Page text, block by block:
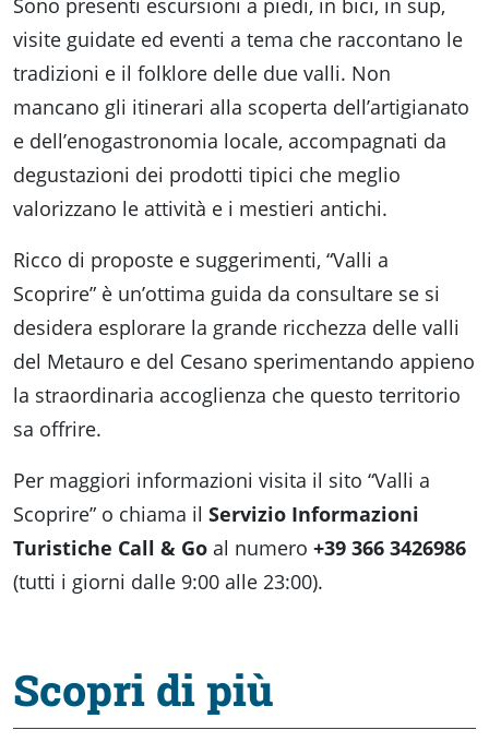
Sono presenti escursioni a piedi, in bici, in sup,
visite guidate ed eventi a tema che raccontano le
tradizioni e il folklore delle due valli. Non
mancano gli itinerari alla scoperta dell’artigianato
e dell’enogastronomia locale, accompagnati da
degustazioni dei prodotti tipici che meglio
valorizzano le attività e i mestieri antichi.
Ricco di proposte e suggerimenti, “Valli a
Scoprire” è un’ottima guida da consultare se si
desidera esplorare la grande ricchezza delle valli
del Metauro e del Cesano sperimentando appieno
la straordinaria accoglienza che questo territorio
sa offrire.
Per maggiori informazioni visita il sito “Valli a
Scoprire” o chiama il Servizio Informazioni
Turistiche Call & Go al numero +39 366 3426986
(tutti i giorni dalle 9:00 alle 23:00).
Scopri di più